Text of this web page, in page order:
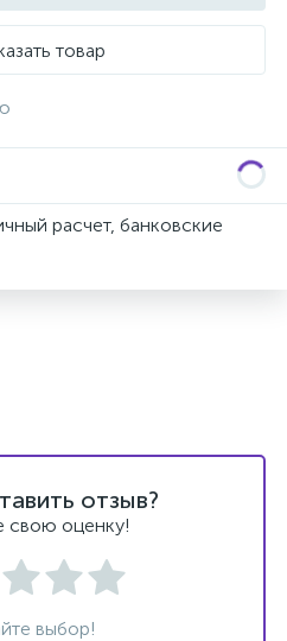
товар
расчет, банковские
отзыв?
свою оценку!
выбор!